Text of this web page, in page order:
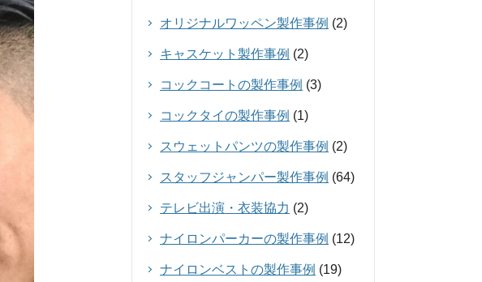
オリジナルワッペン製作事例 (2)
キャスケット製作事例 (2)
コックコートの製作事例 (3)
コックタイの製作事例 (1)
スウェットパンツの製作事例 (2)
スタッフジャンパー製作事例 (64)
テレビ出演・衣装協力 (2)
ナイロンパーカーの製作事例 (12)
ナイロンベストの製作事例 (19)